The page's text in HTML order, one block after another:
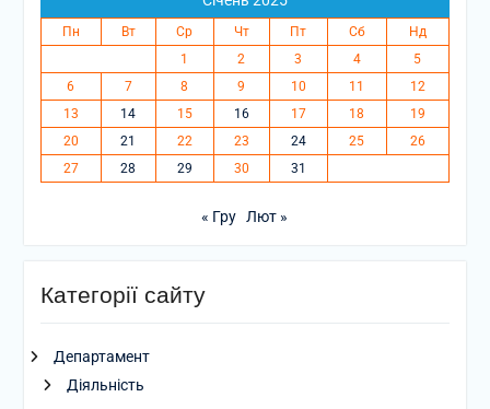
Пн Вт Ср Чт Пт Сб
Нд
1
2 3 4
5
6
7 8 9 10 11
12
13
14 15 16 17 18
19
20
21 22 23 24 25
26
27
28 29 30 31
« Гру Лют »
Категорії сайту
Департамент
Діяльність